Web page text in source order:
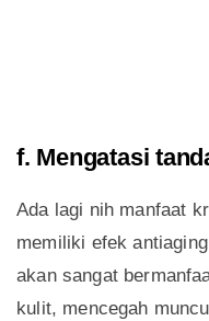
f. Mengatasi
Ada lagi nih manfaat
memiliki efek
akan sangat
kulit, mencegah